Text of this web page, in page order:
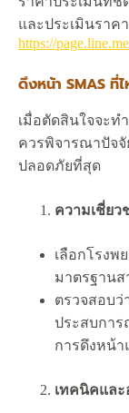
และประเมินราค
https://
ดึงหน้า SMAS ที่
เมื่อตัดสินใจจะท
ควรพิจารณาปัจ
ปลอดภัยที่สุด
ความเชี่ย
เลือกโรงพ
มาตรฐานส
ตรวจสอบ
ประสบการ
การดึงหน้า
เทคนิคแล